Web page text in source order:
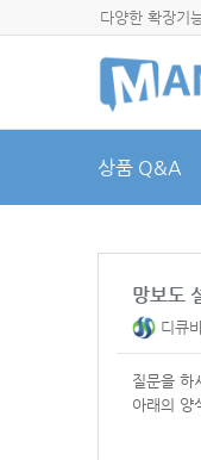
다양한 확장기
상품 Q&A
망보도
디큐
질문을 하
아래의 양